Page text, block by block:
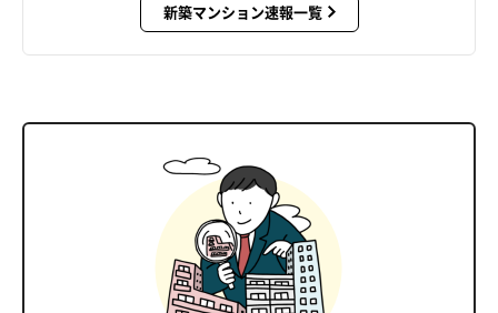
新築マンション速報一覧